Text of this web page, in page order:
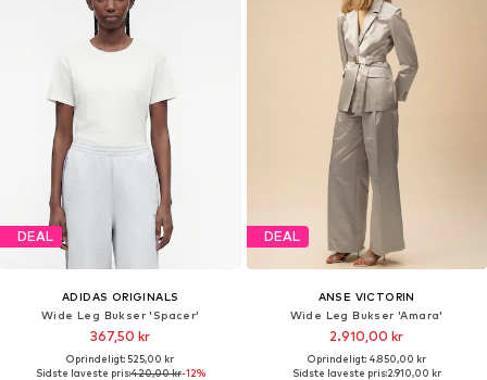
DEAL
ADIDAS ORIGINALS
Wide Leg Bukser 'Spacer'
367,50 kr
Oprindeligt: 525,00 kr
Sidste laveste pris:420,00 kr-12%
DEAL
ANSE VICTORIN
Wide Leg Bukser 'Amara'
2.910,00 kr
Oprindeligt: 4.850,00 kr
Sidste laveste pris:2.910,00 kr